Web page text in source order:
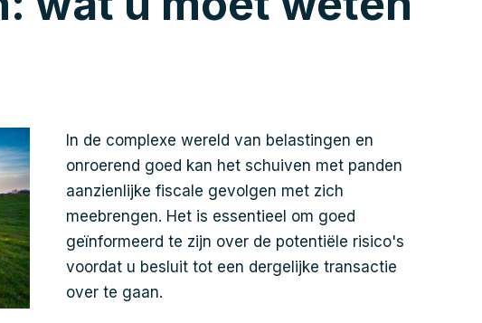
In de complexe wereld van belastingen en
onroerend goed kan het schuiven met panden
aanzienlijke fiscale gevolgen met zich
meebrengen. Het is essentieel om goed
geïnformeerd te zijn over de potentiële risico's
voordat u besluit tot een dergelijke transactie
over te gaan.